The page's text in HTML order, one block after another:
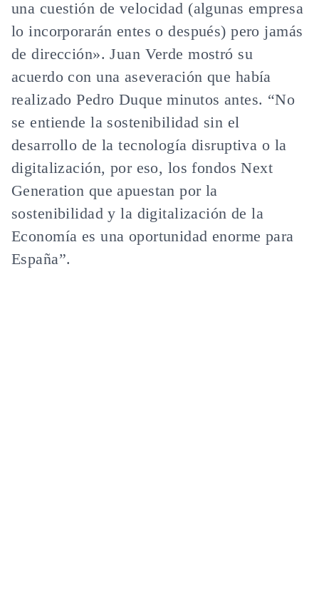
una cuestión de velocidad (algunas empresa
lo incorporarán entes o después) pero jamás
de dirección». Juan Verde mostró su
acuerdo con una aseveración que había
realizado Pedro Duque minutos antes. “No
se entiende la sostenibilidad sin el
desarrollo de la tecnología disruptiva o la
digitalización, por eso, los fondos Next
Generation que apuestan por la
sostenibilidad y la digitalización de la
Economía es una oportunidad enorme para
España”.